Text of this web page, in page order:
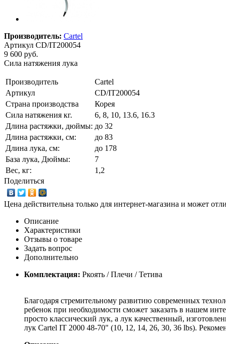
Производитель: Cartel
Артикул CD/IT200054
9 600 руб.
Сила натяжения лука
Производитель
Cartel
Артикул
CD/IT200054
Страна производства
Корея
Сила натяжения кг.
6, 8, 10, 13.6, 16.3
Длина растяжки, дюймы: до 32
Длина растяжки, cм:
до 83
Длина лука, см:
до 178
База лука, Дюймы:
7
Вес, кг:
1,2
Поделиться
Цена действительна только для интернет-магазина и может
Описание
Характеристики
Отзывы о товаре
Задать вопрос
Дополнительно
Комплектация: Ркоять / Плечи / Тетива
Благодаря стремительному развитию современных
ребенок при необходимости сможет заказать в нашем
просто классический лук, а лук качественный,
лук Cartel IT 2000 48-70" (10, 12, 14, 26, 30, 36 lbs).